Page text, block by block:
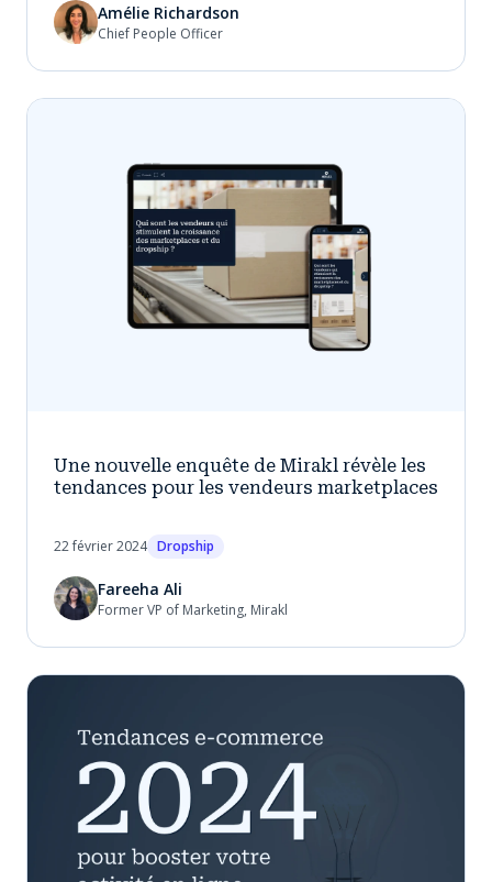
Amélie Richardson
Chief People Officer
Une nouvelle enquête de Mirakl révèle les
tendances pour les vendeurs marketplaces
22 février 2024 Dropship
Fareeha Ali
Former VP of Marketing, Mirakl